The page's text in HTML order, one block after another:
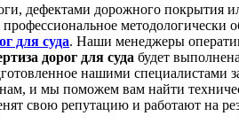
дефектами дорожного
методологически
для суда. Наши менеджеры
дорог для суда будет
нашими
и мы поможем вам найти
свою репутацию и работают на